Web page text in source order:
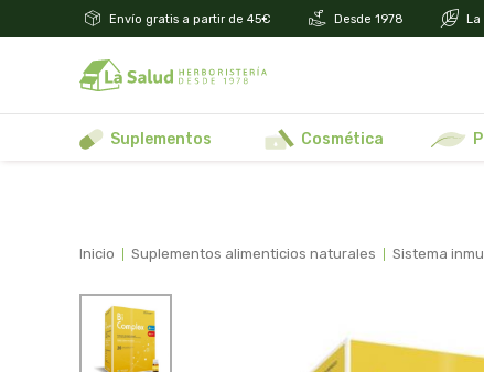
Envío gratis a partir de 45€ Desde 1978 La
suplementos cosmética
inicio suplementos alimenticios naturales sistema